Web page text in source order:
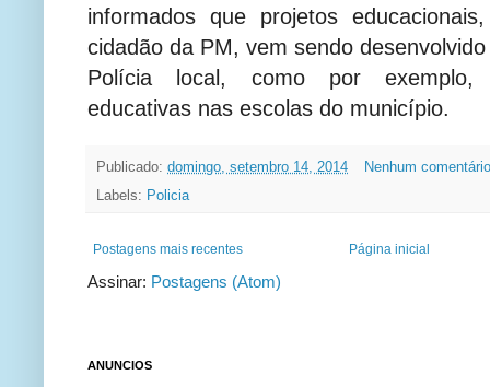
informados que projetos
cidadão da PM, vem sendo
Polícia local, como por exemplo,
educativas nas escolas do município.
Publicado: domingo, setembro 14, 2014
Nenhum
Labels: Policia
Postagens mais recentes Página inicial
Assinar: Postagens (Atom)
ANUNCIOS